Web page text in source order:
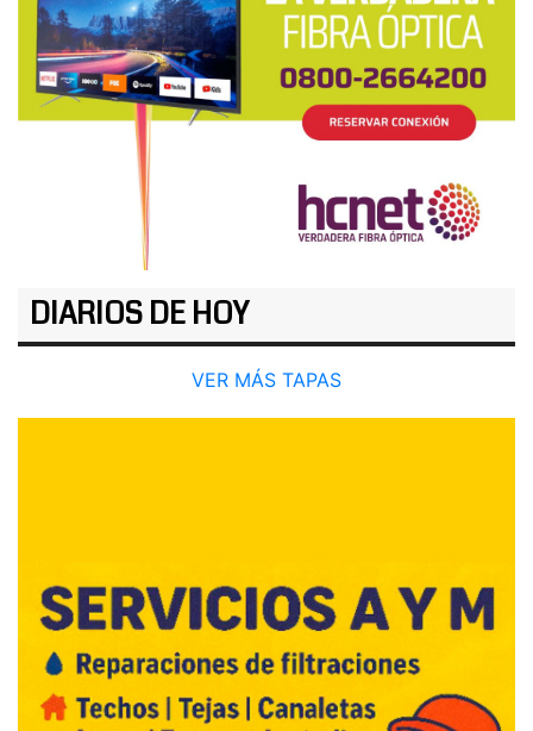
DIARIOS DE HOY
VER MÁS TAPAS